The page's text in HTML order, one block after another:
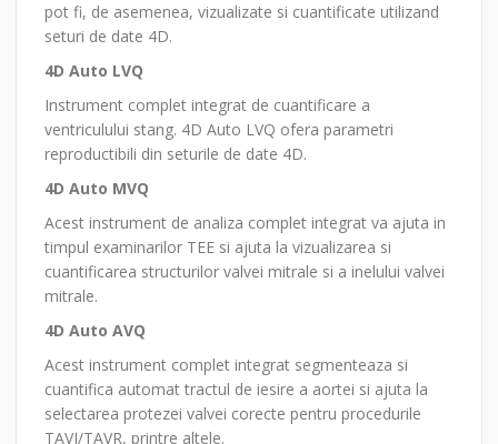
pot fi, de asemenea, vizualizate si cuantificate utilizand
seturi de date 4D.
4D Auto LVQ
Instrument complet integrat de cuantificare a
ventriculului stang. 4D Auto LVQ ofera parametri
reproductibili din seturile de date 4D.
4D Auto MVQ
Acest instrument de analiza complet integrat va ajuta in
timpul examinarilor TEE si ajuta la vizualizarea si
cuantificarea structurilor valvei mitrale si a inelului valvei
mitrale.
4D Auto AVQ
Acest instrument complet integrat segmenteaza si
cuantifica automat tractul de iesire a aortei si ajuta la
selectarea protezei valvei corecte pentru procedurile
TAVI/TAVR, printre altele.